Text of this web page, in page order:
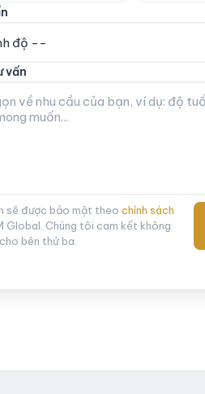
vấn
sẽ được bảo mật theo chính sách
Global. Chúng tôi cam kết không
bên thứ ba.